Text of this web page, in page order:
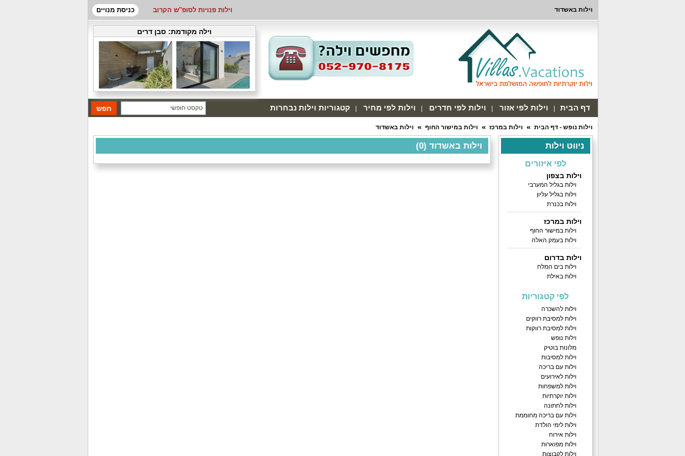
וילות באשדוד וילות פנויות לסופ"ש הקרוב כניסת מנויים
וילה מקודמת: סבן דרים
דף הבית וילות לפי אזור וילות לפי חדרים וילות לפי מחיר קטגוריות וילות נבחרות
וילות נופש - דף הבית וילות במרכז וילות במישור החוף וילות באשדוד
ניווט וילות
לפי איזורים
וילות בצפון
וילות בגליל המערבי
וילות בגליל עליון
וילות בכנרת
וילות במרכז
וילות במישור החוף
וילות בעמק האלה
וילות בדרום
וילות בים המלח
וילות באילת
לפי קטגוריות
וילות להשכרה
וילות למסיבת רווקים
וילות למסיבת רווקות
וילות נופש
מלונות בוטיק
וילות למסיבות
וילות עם בריכה
וילות לאירועים
וילות למשפחות
וילות יוקרתיות
וילות לחתונה
וילות עם בריכה מחוממת
וילות לימי הולדת
וילות אירוח
וילות מפוארות
וילות לקבוצות
וילות באשדוד (0)